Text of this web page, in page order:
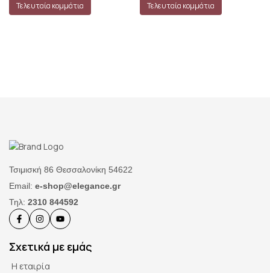
Τελευταία κομμάτια Τελευταία κομμάτια
Τσιμισκή 86 Θεσσαλονίκη 54622
Email: e-shop@elegance.gr
Τηλ: 2310 844592
Σχετικά με εμάς
Η εταιρία